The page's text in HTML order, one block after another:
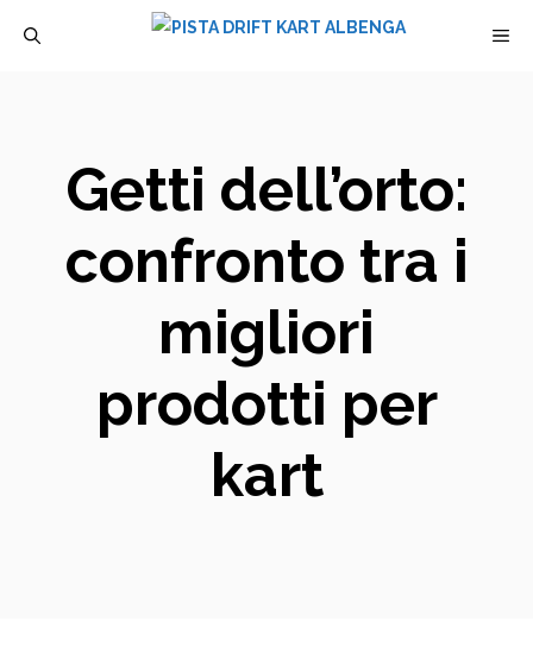
Getti dell’orto:
confronto tra i
migliori
prodotti per
kart